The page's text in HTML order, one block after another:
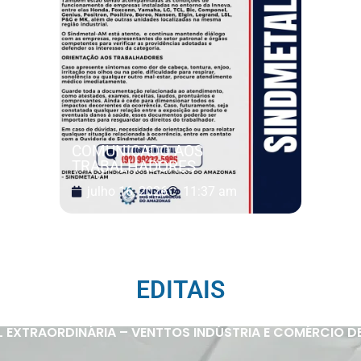
COMUNICADO AOS
TRABALHADORES
julho 16, 2026
EDITAIS
– VENTTOS INDÚSTRIA E COMÉRCIO